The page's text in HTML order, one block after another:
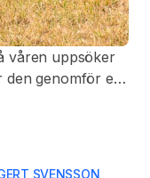
våren uppsöker
den genomför en
på 200–230 cm
SVENSSON